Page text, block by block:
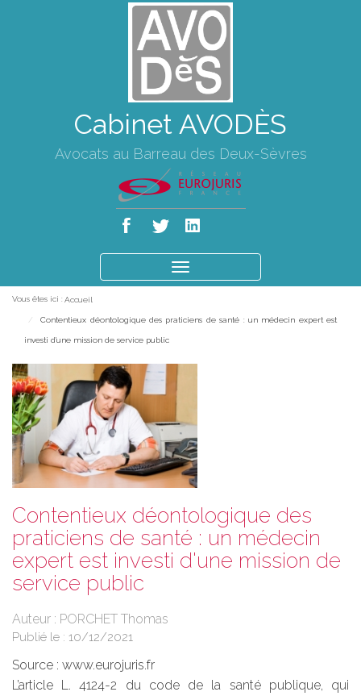
Cabinet AVODÈS
Avocats au Barreau des Deux-Sèvres
le
Vous êtes ici : Accueil
Contentieux déontologique des praticiens de santé : un médecin expert est
investi d'une mission de service public
Contentieux déontologique des
praticiens de santé : un médecin
expert est investi d'une mission de
service public
Auteur : PORCHET Thomas
Publié le : 10/12/2021
Source : www.eurojuris.fr
L’article L. 4124-2 du code de la santé publique, qui